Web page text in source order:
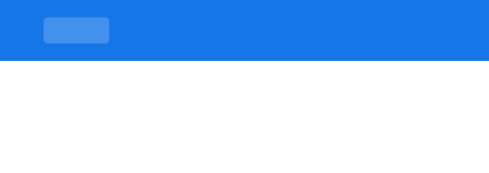
长春欢乐颂妹子收费标准-凯发平台